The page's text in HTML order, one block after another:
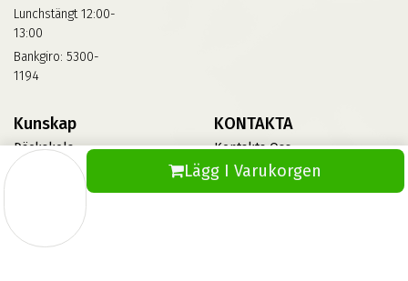
Lägg I Varukorgen
Lunchstängt 12:00-
13:00
Bankgiro: 5300-
1194
Kunskap
Däckskola
Informationsbank Av Däck
Och Fälgar
KONTAKTA
Kontakta Oss
Vinterdäck